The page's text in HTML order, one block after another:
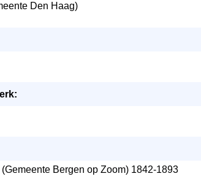
Den Haag)
(Gemeente Bergen op Zoom) 1842-1893